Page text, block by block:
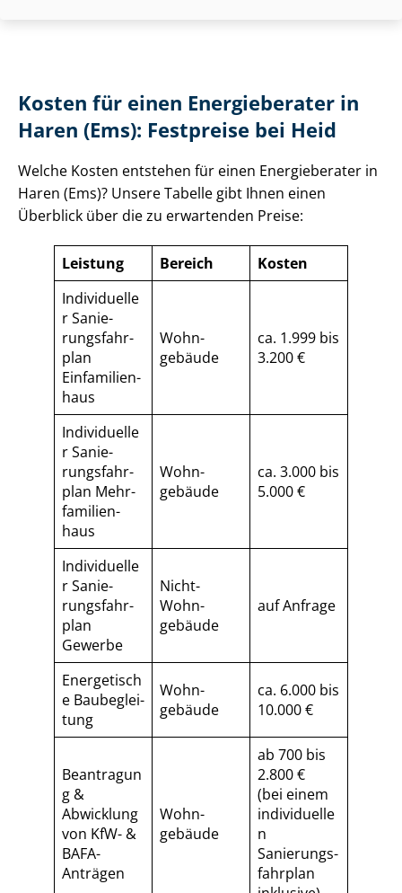
Kosten für einen Energieberater in
Haren (Ems): Festpreise bei Heid
Welche Kosten entstehen für einen Energieberater in
Haren (Ems)? Unsere Tabelle gibt Ihnen einen
Überblick über die zu erwartenden Preise:
Leistung Bereich
Kosten
Individuelle
r Sa­nie­
rungs­fahr­
plan
Einfamilien­
haus
Wohn­
gebäude
ca. 1.999 bis
3.200 €
Individuelle
r Sa­nie­
rungs­fahr­
plan Mehr­
fa­mi­li­en­
haus
Wohn­
gebäude
ca. 3.000 bis
5.000 €
Individuelle
r Sa­nie­
rungs­fahr­
plan
Gewerbe
Nicht-
Wohn­
gebäude
auf Anfrage
Energetisch
e Baubeglei­
tung
Wohn­
gebäude
ca. 6.000 bis
10.000 €
Beantragun
g &
Abwicklung
von KfW- &
BAFA-
Anträgen
Wohn­
gebäude
ab 700 bis
2.800 €
(bei einem
individuelle
n
Sa­nie­rungs­
fahr­plan